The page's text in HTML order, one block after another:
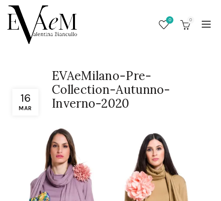
0 0
16
MAR
EVAeMilano-Pre-
Collection-Autunno-
Inverno-2020